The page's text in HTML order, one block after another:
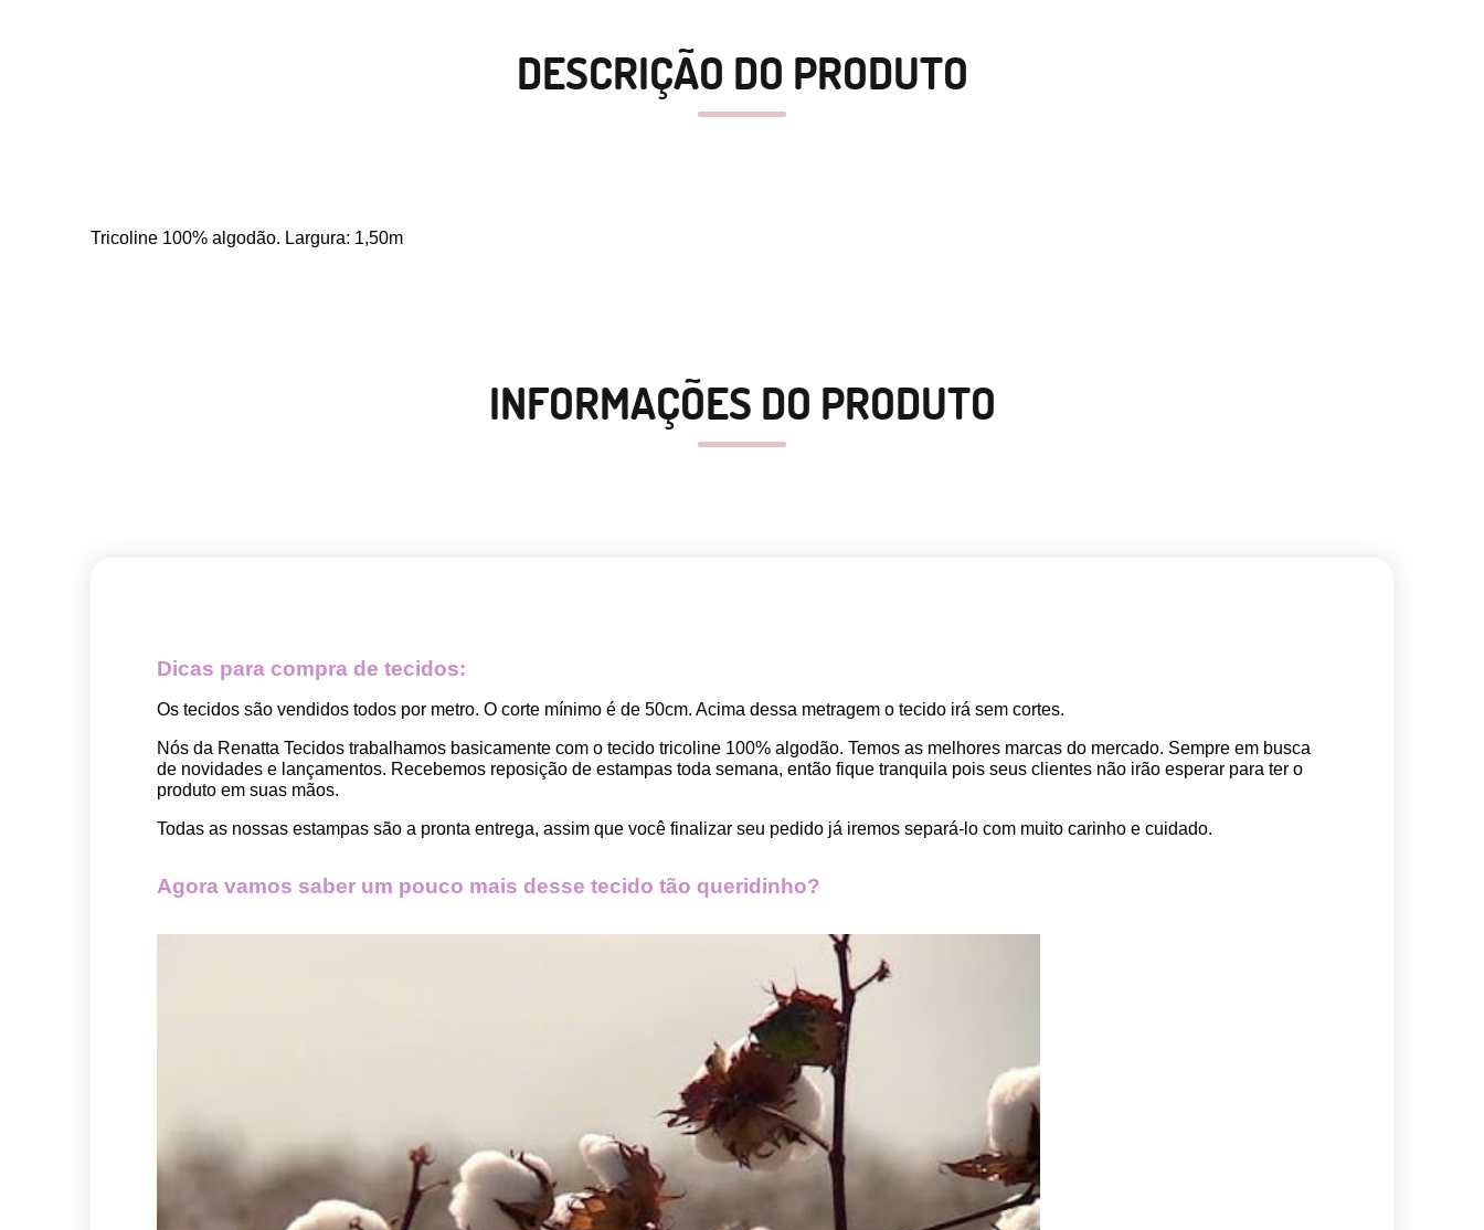
DESCRIÇÃO DO PRODUTO
Tricoline 100% algodão. Largura: 1,50m
INFORMAÇÕES DO PRODUTO
Dicas para compra de tecidos:
Os tecidos são vendidos todos por metro. O corte mínimo é de 50cm. Acima dessa metragem o tecido irá sem cortes.
Nós da Renatta Tecidos trabalhamos basicamente com o tecido tricoline 100% algodão. Temos as melhores marcas do mercado. Sempre em busca
de novidades e lançamentos. Recebemos reposição de estampas toda semana, então fique tranquila pois seus clientes não irão esperar para ter o
produto em suas mãos.
Todas as nossas estampas são a pronta entrega, assim que você finalizar seu pedido já iremos separá-lo com muito carinho e cuidado.
Agora vamos saber um pouco mais desse tecido tão queridinho?